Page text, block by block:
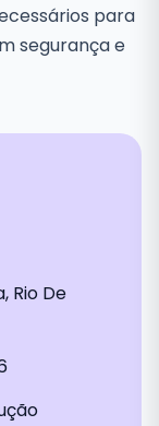
para
segurança e
Rio De